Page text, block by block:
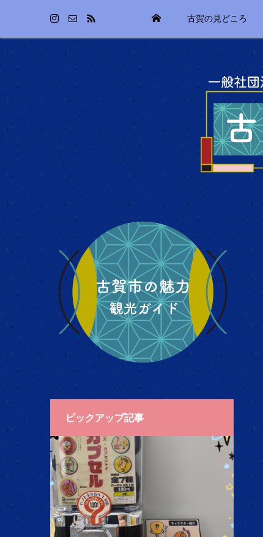
古賀の見どころ
ピックアップ記事